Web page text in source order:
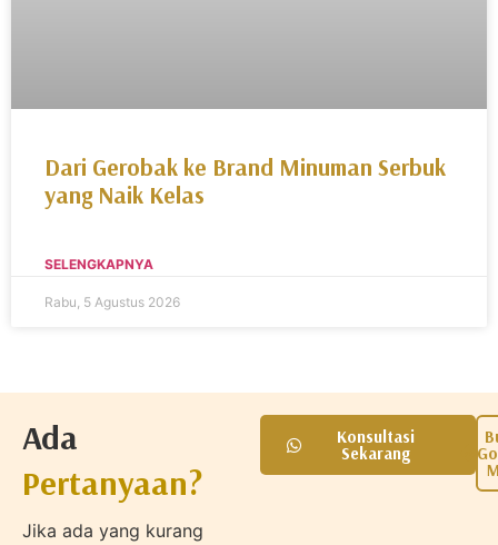
Dari Gerobak ke Brand Minuman Serbuk
yang Naik Kelas
SELENGKAPNYA
Rabu, 5 Agustus 2026
Ada
Pertanyaan?
Jika ada yang kurang
Konsultasi
Sekarang